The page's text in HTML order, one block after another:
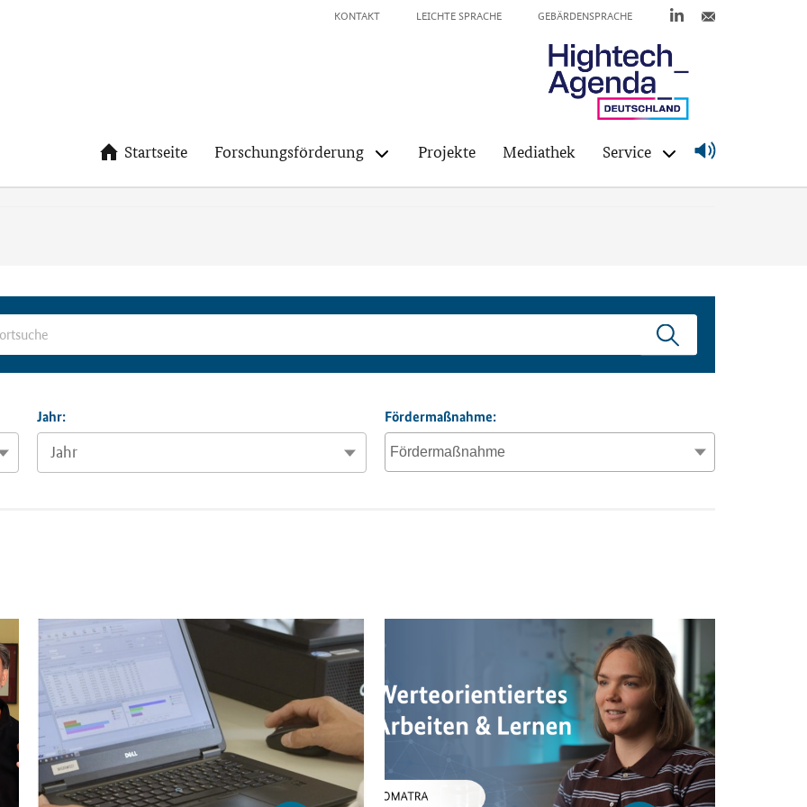
KONTAKT LEICHTE SPRACHE GEBÄRDENSPRACHE
Startseite Forschungsförderung Projekte Mediathek Service
Jahr: Fördermaßnahme: